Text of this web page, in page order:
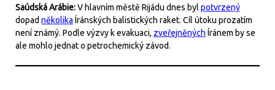
Saúdská Arábie:V hlavním městě Rijádu dnes byl potvrzený
dopad několika Íránských balistických raket. Cíl útoku prozatím
není známý. Podle výzvy k evakuaci, zveřejněných Íránem by se
ale mohlo jednat o petrochemický závod.